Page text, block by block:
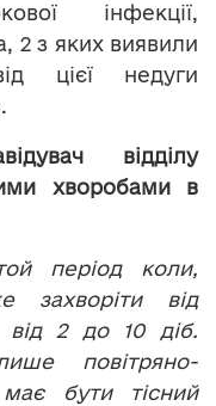
інфекції,
2 з яких виявили
цієї недуги
відділу
хворобами в
період коли,
захворіти від
2 до 10 діб.
повітряно-
бути тісний